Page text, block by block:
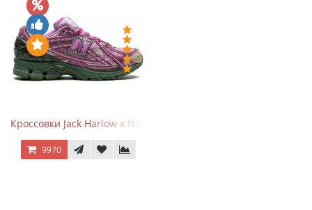
Кроссовки Jack Harlow x New Balance 1906r Kentucky Derby
9970